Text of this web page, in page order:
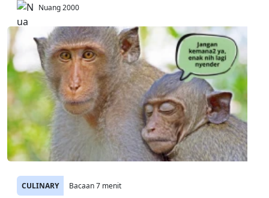
Nuang 2000
CULINARY Bacaan 7 menit